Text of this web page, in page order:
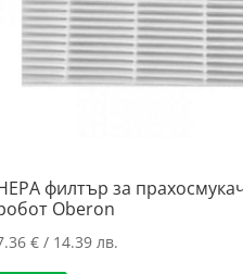
филтър за
Oberon
€ / 14.39 лв.